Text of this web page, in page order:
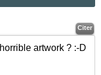
Citer
artwork ? :-D